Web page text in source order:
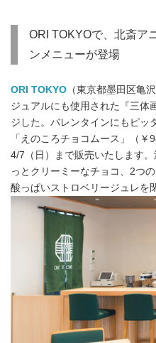
ORI TOKYOで、北斎ア
ンメニューが登場
ORI TOKYO （東京都墨田区亀
ジュアルにも使用された『三体
ジした。バレンタインにもピッ
「えのころチョコムース」（
4/7（日）まで販売いたします
っとクリーミーなチョコ、2つ
酸っぱいストロベリージュレを